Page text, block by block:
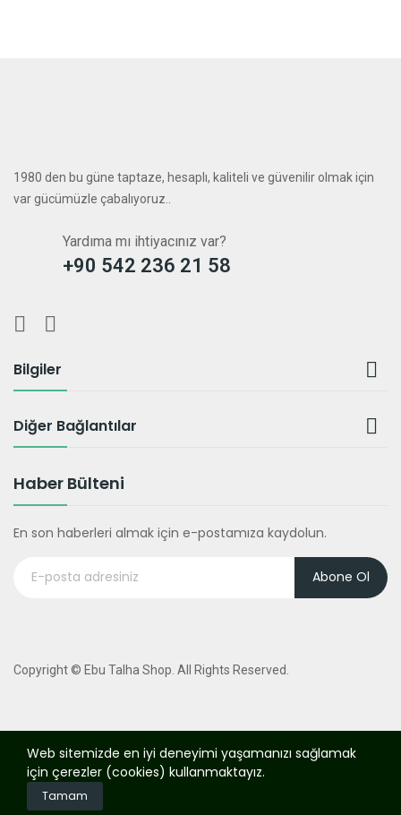
1980 den bu güne taptaze, hesaplı, kaliteli ve güvenilir olmak için
var gücümüzle çabalıyoruz..
Yardıma mı ihtiyacınız var?
+90 542 236 21 58
Bilgiler 
Diğer Bağlantılar 
Haber Bülteni
En son haberleri almak için e-postamıza kaydolun.
Abone Ol
Copyright © Ebu Talha Shop. All Rights Reserved.
Web sitemizde en iyi deneyimi yaşamanızı sağlamak
için çerezler (cookies) kullanmaktayız.
Tamam